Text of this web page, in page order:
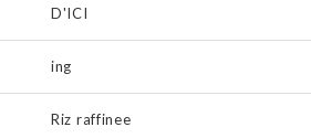
D'ICI
ing
Riz raffinee